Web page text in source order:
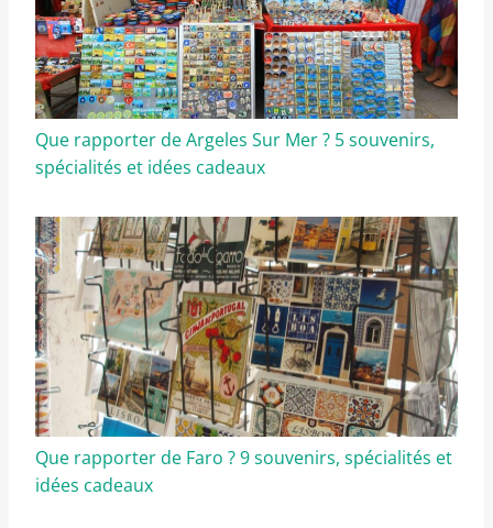
Que rapporter de Argeles Sur Mer ? 5 souvenirs,
spécialités et idées cadeaux
Que rapporter de Faro ? 9 souvenirs, spécialités et
idées cadeaux